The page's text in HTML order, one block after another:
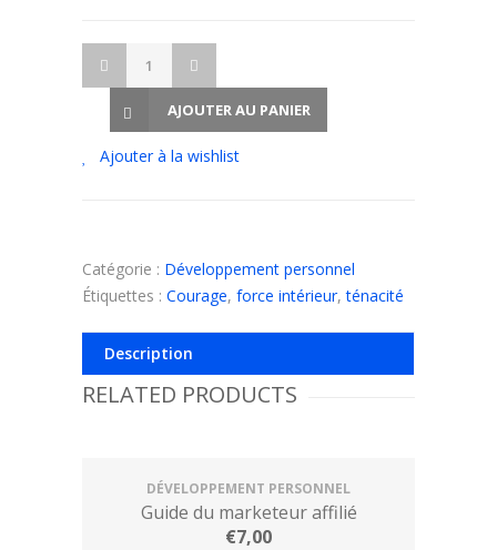
AJOUTER AU PANIER
Ajouter à la wishlist
Catégorie : Développement personnel
Étiquettes : Courage, force intérieur,ténacité
Description
RELATED PRODUCTS
DÉVELOPPEMENT PERSONNEL
Guide du marketeur affilié
€7,00